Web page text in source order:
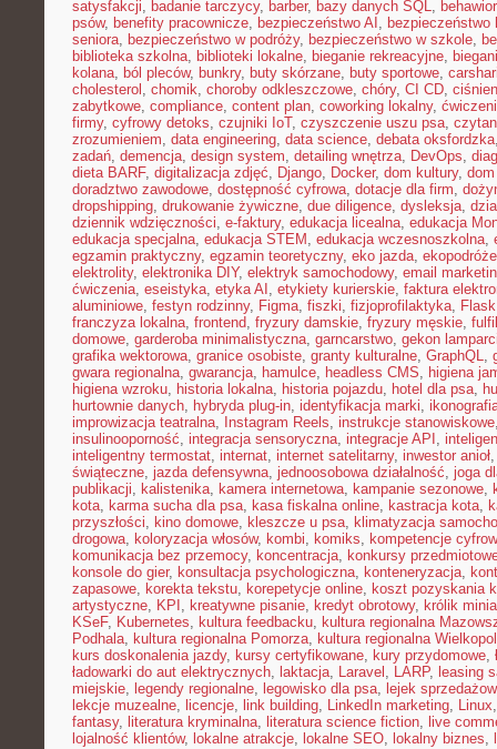
satysfakcji, badanie tarczycy, barber, bazy danych SQL,
psów, benefity pracownicze, bezpieczeństwo AI , bezpieczeństwo
seniora, bezpieczeństwo w podróży, bezpieczeństwo w szkole,
biblioteka szkolna, biblioteki lokalne, bieganie rekreacyjne,
kolana, ból pleców, bunkry, buty skórzane, buty sportowe,
cholesterol , chomik, choroby odkleszczowe, chóry, CI CD,
zabytkowe, compliance, content plan, coworking lokalny,
firmy, cyfrowy detoks, czujniki IoT, czyszczenie uszu psa,
zrozumieniem, data engineering, data science, debata oksfordzka
zadań, demencja, design system, detailing wnętrza, DevOps,
dieta BARF, digitalizacja zdjęć, Django, Docker, dom kultury,
doradztwo zawodowe, dostępność cyfrowa, dotacje dla firm,
dropshipping, drukowanie żywiczne, due diligence, dysleksja,
dziennik wdzięczności, e-faktury, edukacja licealna, edukacja
edukacja specjalna, edukacja STEM , edukacja wczesnoszkolna,
egzamin praktyczny, egzamin teoretyczny, eko jazda, ekopodróże
elektrolity, elektronika DIY, elektryk samochodowy, email
ćwiczenia, eseistyka, etyka AI , etykiety kurierskie, faktura
aluminiowe, festyn rodzinny, Figma, fiszki, fizjoprofilaktyka, Flask
franczyza lokalna, frontend, fryzury damskie, fryzury męskie,
domowe, garderoba minimalistyczna, garncarstwo, gekon
grafika wektorowa, granice osobiste, granty kulturalne, GraphQL,
gwara regionalna, gwarancja, hamulce, headless CMS, higiena
higiena wzroku, historia lokalna, historia pojazdu, hotel dla psa,
hurtownie danych, hybryda plug-in, identyfikacja marki,
improwizacja teatralna, Instagram Reels, instrukcje stanowiskowe
insulinooporność, integracja sensoryczna, integracje API ,
inteligentny termostat, internat, internet satelitarny, inwestor anioł
świąteczne, jazda defensywna, jednoosobowa działalność, joga
publikacji, kalistenika, kamera internetowa, kampanie sezonowe,
kota, karma sucha dla psa, kasa fiskalna online, kastracja kota,
przyszłości, kino domowe, kleszcze u psa, klimatyzacja
drogowa, koloryzacja włosów, kombi, komiks, kompetencje
komunikacja bez przemocy, koncentracja, konkursy
konsole do gier, konsultacja psychologiczna, konteneryzacja,
zapasowe, korekta tekstu, korepetycje online, koszt pozyskania
artystyczne, KPI , kreatywne pisanie, kredyt obrotowy, królik
KSeF, Kubernetes, kultura feedbacku, kultura regionalna
Podhala, kultura regionalna Pomorza, kultura regionalna
kurs doskonalenia jazdy, kursy certyfikowane, kury przydomowe,
ładowarki do aut elektrycznych, laktacja, Laravel , LARP, leasing
miejskie, legendy regionalne, legowisko dla psa, lejek
lekcje muzealne, licencje, link building, LinkedIn marketing, Linux
fantasy, literatura kryminalna, literatura science fiction, live
lojalność klientów, lokalne atrakcje, lokalne SEO, lokalny biznes,